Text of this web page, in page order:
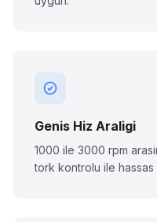
Genis Hiz Araligi
1000 ile 3000 rpm
tork kontrolu ile hassas